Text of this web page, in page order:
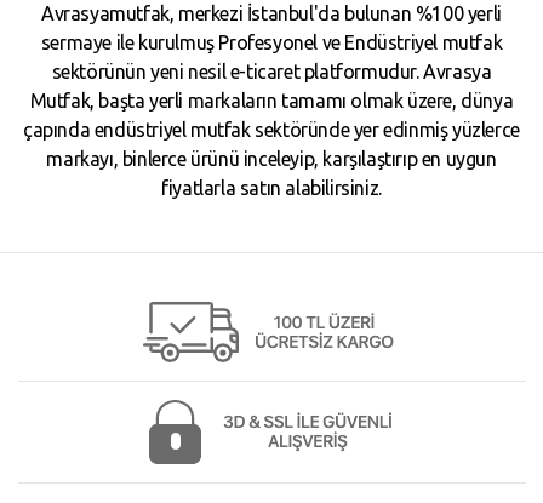
Avrasyamutfak, merkezi İstanbul'da bulunan %100 yerli
sermaye ile kurulmuş Profesyonel ve Endüstriyel mutfak
sektörünün yeni nesil e-ticaret platformudur. Avrasya
Mutfak, başta yerli markaların tamamı olmak üzere, dünya
çapında endüstriyel mutfak sektöründe yer edinmiş yüzlerce
markayı, binlerce ürünü inceleyip, karşılaştırıp en uygun
fiyatlarla satın alabilirsiniz.